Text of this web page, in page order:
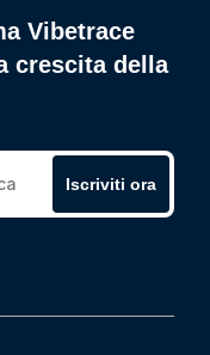
Vibetrace
crescita della
Iscriviti ora